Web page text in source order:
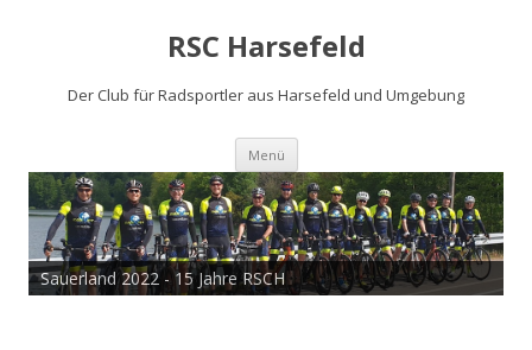
RSC Harsefeld
Der Club für Radsportler aus Harsefeld und Umgebung
Menü Zum
springen
Sauerland 2022 - 15 Jahre RSCH